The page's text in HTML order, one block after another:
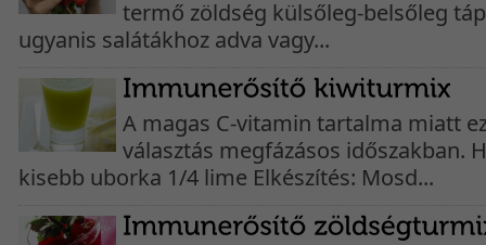
termő zöldség külsőleg-belsőleg
ugyanis salátákhoz adva vagy...
A magas C-vitamin tartalma miatt
választás megfázásos időszakban.
kisebb uborka 1/4 lime Elkészítés: Mosd...